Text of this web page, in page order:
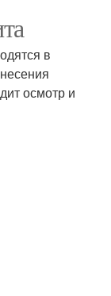
при
в
осмотр и